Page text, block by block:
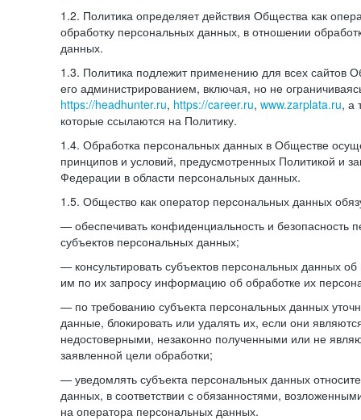
1.2. Политика определяет действия Общества как
обработку персональных данных, в отношении
данных.
1.3. Политика подлежит применению для всех сайтов
его администрированием, включая, но не
https://headhunter.ru, https://career.ru, www.zarplata.ru, а
которые ссылаются на Политику.
1.4. Обработка персональных данных в Обществе
принципов и условий, предусмотренных Политикой и
Федерации в области персональных данных.
1.5. Общество как оператор персональных данных
— обеспечивать конфиденциальность и безопасность
субъектов персональных данных;
— консультировать субъектов персональных данных об
им по их запросу информацию об обработке их
— по требованию субъекта персональных данных
данные, блокировать или удалять их, если они
недостоверными, незаконно полученными или не
заявленной цели обработки;
— уведомлять субъекта персональных данных
данных, в соответствии с обязанностями,
на оператора персональных данных.